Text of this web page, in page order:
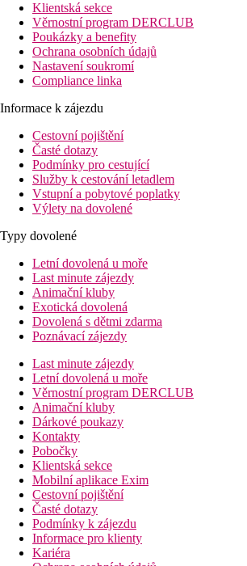
Klientská sekce
Věrnostní program DERCLUB
Poukázky a benefity
Ochrana osobních údajů
Nastavení soukromí
Compliance linka
Informace k zájezdu
Cestovní pojištění
Časté dotazy
Podmínky pro cestující
Služby k cestování letadlem
Vstupní a pobytové poplatky
Výlety na dovolené
Typy dovolené
Letní dovolená u moře
Last minute zájezdy
Animační kluby
Exotická dovolená
Dovolená s dětmi zdarma
Poznávací zájezdy
Last minute zájezdy
Letní dovolená u moře
Věrnostní program DERCLUB
Animační kluby
Dárkové poukazy
Kontakty
Pobočky
Klientská sekce
Mobilní aplikace Exim
Cestovní pojištění
Časté dotazy
Podmínky k zájezdu
Informace pro klienty
Kariéra